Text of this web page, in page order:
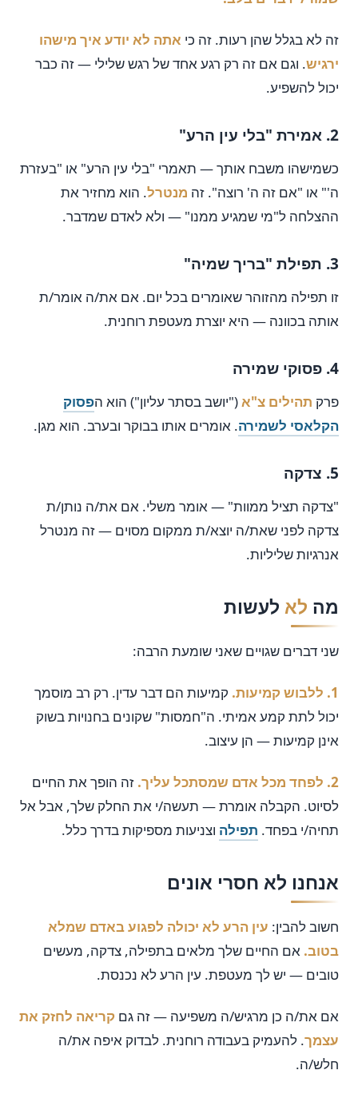
זה לא בגלל שהן רעות. זה כי אתה לא יודע איך מישהו
ירגיש. וגם אם זה רק רגע אחד של רגש שלילי — זה כבר
יכול להשפיע.
2. אמירת "בלי עין הרע"
כשמישהו משבח אותך — תאמרי "בלי עין הרע" או "בעזרת
ה'" או "אם זה ה' רוצה". זה מנטרל. הוא מחזיר את
ההצלחה ל"מי שמגיע ממנו" — ולא לאדם שמדבר.
3. תפילת "בריך שמיה"
זו תפילה מהזוהר שאומרים בכל יום. אם את/ה אומר/ת
אותה בכוונה — היא יוצרת מעטפת רוחנית.
4. פסוקי שמירה
פרק תהילים צ"א("יושב בסתר עליון") הוא הפסוק
הקלאסי לשמירה. אומרים אותו בבוקר ובערב. הוא מגן.
5. צדקה
"צדקה תציל ממוות" — אומר משלי. אם את/ה נותן/ת
צדקה לפני שאת/ה יוצא/ת ממקום מסוים — זה מנטרל
אנרגיות שליליות.
מה לא לעשות
שני דברים שגויים שאני שומעת הרבה:
1. ללבוש קמיעות.
קמיעות הם דבר עדין. רק רב מוסמך
יכול לתת קמע אמיתי. ה"חמסות" שקונים בחנויות בשוק
אינן קמיעות — הן עיצוב.
2. לפחד מכל אדם שמסתכל עליך.
זה הופך את החיים
לסיוט. הקבלה אומרת — תעשה/י את החלק שלך, אבל אל
תחיה/י בפחד. תפילה וצניעות מספיקות בדרך כלל.
אנחנו לא חסרי אונים
חשוב להבין: עין הרע לא יכולה לפגוע באדם שמלא
בטוב. אם החיים שלך מלאים בתפילה, צדקה, מעשים
טובים — יש לך מעטפת. עין הרע לא נכנסת.
אם את/ה כן מרגיש/ה משפיעה — זה גם קריאה לחזק את
עצמך. להעמיק בעבודה רוחנית. לבדוק איפה את/ה
חלש/ה.